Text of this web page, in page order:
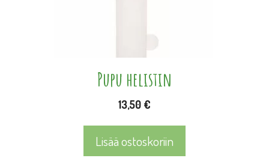
Pupu helistin
13,50 €
Lisää ostoskoriin